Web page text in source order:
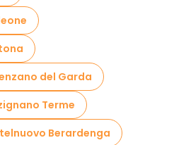
del Garda
Terme
Berardenga